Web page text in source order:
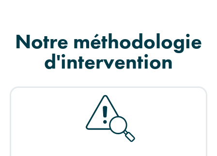
Notre méthodologie
d'intervention